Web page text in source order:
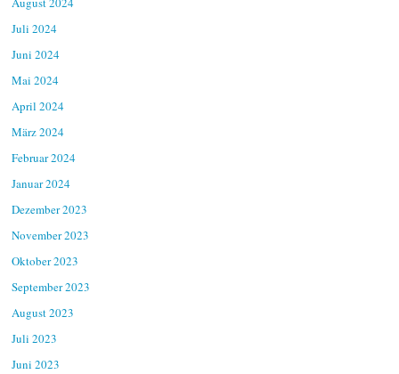
Juli 2024
Juni 2024
Mai 2024
April 2024
März 2024
Februar 2024
Januar 2024
Dezember 2023
November 2023
Oktober 2023
September 2023
August 2023
Juli 2023
Juni 2023